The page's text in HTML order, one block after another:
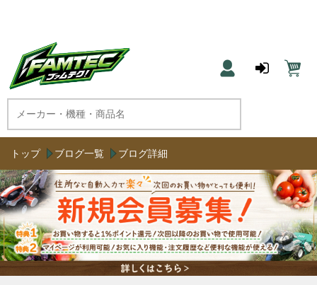
トップ ブログ一覧 ブログ詳細